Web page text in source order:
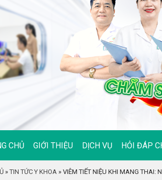
CHỦ GIỚI THIỆU DỊCH VỤ HỎI ĐÁP
»TIN TỨC Y KHOA » VIÊM TIẾT NIỆU KHI MANG THAI: